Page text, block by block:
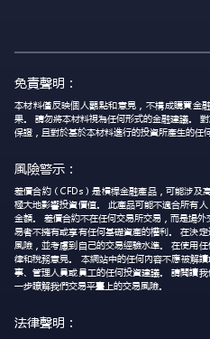
免責聲明：
本材料僅反映個人觀點和意見，不構成購買金
果。 請勿將本材料視為任何形式的金融建議。
保證，且對於基於本材料進行的投資所產生的任
風險警示：
差價合約（CFDs）是槓桿金融產品，可能涉及
極大地影響投資價值。 此產品可能不適合所有
金額。 差價合約不在任何交易所交易，而是場
易者不擁有或享有任何基礎資產的權利。 在決
風險，並考慮到自己的交易經驗水準。 在使用
律和稅務意見。 本網站中的任何內容不應被解
事、管理人員或員工的任何投資建議。 請閱讀
一步瞭解我們交易平臺上的交易風險。
法律聲明：